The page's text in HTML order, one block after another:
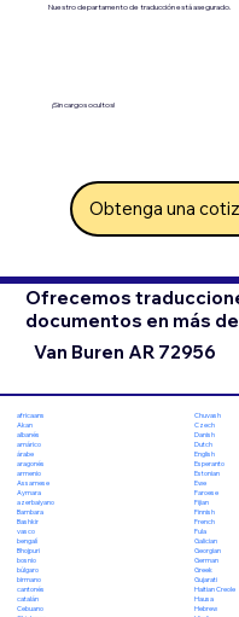
Nuestro departamento de traducción está asegurado.
¡Sin cargos ocultos!
Obtenga una
Ofrecemos
documentos en más
Van Buren AR 72956
africaans
Akan
albanés
amárico
árabe
aragonés
armenio
Assamese
Aymara
azerbaiyano
Bambara
Bashkir
vasco
bengalí
Bhojpuri
bosnio
búlgaro
birmano
cantonés
catalán
Cebuano
Chuvash
Czech
Danish
Dutch
English
Esperanto
Estonian
Ewe
Faroese
Fijian
Finnish
French
Fula
Galician
Georgian
German
Greek
Gujarati
Haitian Creole
Hausa
Hebrew